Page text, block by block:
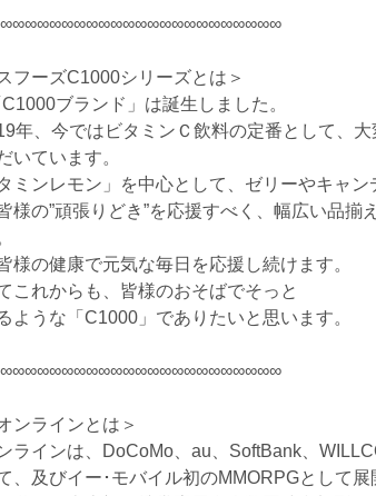
フーズC1000シリーズとは＞
ブランド」は誕生しました。
年、今ではビタミンＣ飲料の定番として、
いています。
ミンレモン」を中心として、ゼリーやキャン
様の”頑張りどき”を応援すべく、幅広い品揃
様の健康で元気な毎日を応援し続けます。
これからも、皆様のおそばでそっと
ような「C1000」でありたいと思います。
ンラインとは＞
ラインは、DoCoMo、au、SoftBank、
、及びイー･モバイル初のMMORPGとして展